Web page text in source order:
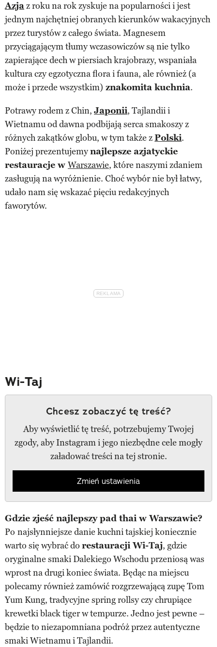
Azjaz roku na rok zyskuje na popularności i jest
jednym najchętniej obranych kierunków wakacyjnych
przez turystów z całego świata. Magnesem
przyciągającym tłumy wczasowiczów są nie tylko
zapierające dech w piersiach krajobrazy, wspaniała
kultura czy egzotyczna flora i fauna, ale również (a
może i przede wszystkim) znakomita kuchnia.
Potrawy rodem z Chin, Japonii, Tajlandii i
Wietnamu od dawna podbijają serca smakoszy z
różnych zakątków globu, w tym także zPolski.
Poniżej prezentujemynajlepsze azjatyckie
restauracje w Warszawie, które naszymi zdaniem
zasługują na wyróżnienie. Choć wybór nie był łatwy,
udało nam się wskazać pięciu redakcyjnych
faworytów.
Wi-Taj
Chcesz zobaczyć tę treść?
Aby wyświetlić tę treść, potrzebujemy Twojej
zgody, aby Instagram i jego niezbędne cele mogły
załadować treści na tej stronie.
Zmień ustawienia
Gdzie zjeść najlepszy pad thai w Warszawie?
Po najsłynniejsze danie kuchni tajskiej koniecznie
warto się wybrać do restauracji Wi-Taj, gdzie
oryginalne smaki Dalekiego Wschodu przeniosą was
wprost na drugi koniec świata. Będąc na miejscu
polecamy również zamówić rozgrzewającą zupę Tom
Yum Kung, tradycyjne spring rollsy czy chrupiące
krewetki black tiger w tempurze. Jedno jest pewne –
będzie to niezapomniana podróż przez autentyczne
smaki Wietnamu i Tajlandii.